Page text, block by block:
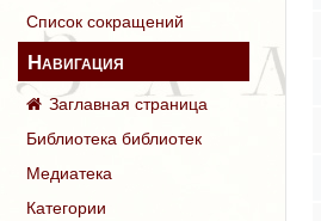
Список сокращений
Навигация
Заглавная страница
Библиотека библиотек
Медиатека
Категории